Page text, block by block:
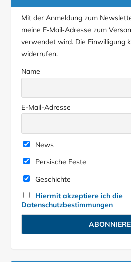
Mit der Anmeldung zum
meine E‑Mail‑Adresse zum
verwendet wird. Die Einwilligung
widerrufen.
Name
E-Mail-Adresse
News
Persische Feste
Geschichte
Hiermit akzeptiere ich die
Datenschutzbestimmungen